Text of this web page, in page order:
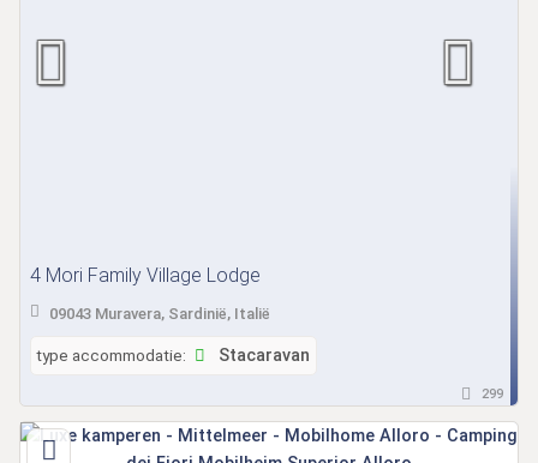
4 Mori Family Village Lodge
09043 Muravera, Sardinië, Italië
type accommodatie: Stacaravan
299